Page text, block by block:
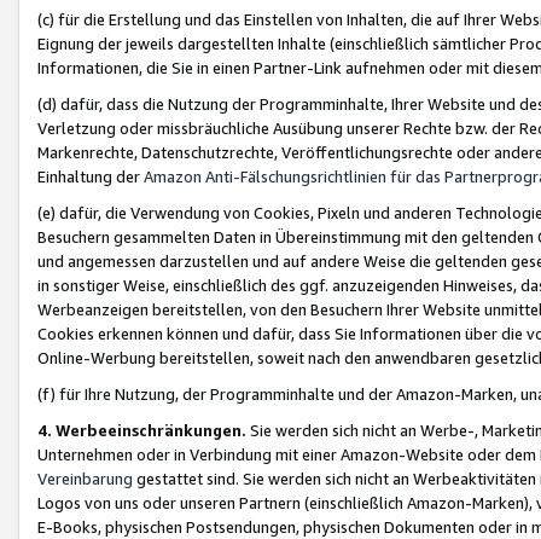
(c) für die Erstellung und das Einstellen von Inhalten, die auf Ihrer
Eignung der jeweils dargestellten Inhalte (einschließlich sämtlicher
Informationen, die Sie in einen Partner-Link aufnehmen oder mit
(d) dafür, dass die Nutzung der Programminhalte, Ihrer Website und
Verletzung oder missbräuchliche Ausübung unserer Rechte bzw. der
Markenrechte, Datenschutzrechte, Veröffentlichungsrechte oder
Einhaltung derAmazon Anti-Fälschungsrichtlinien für das
(e) dafür, die Verwendung von Cookies, Pixeln und anderen
Besuchern gesammelten Daten in Übereinstimmung mit den
und angemessen darzustellen und auf andere Weise die geltenden
in sonstiger Weise, einschließlich des ggf. anzuzeigenden Hinweises,
Werbeanzeigen bereitstellen, von den Besuchern Ihrer Website
Cookies erkennen können und dafür, dass Sie Informationen über die
Online-Werbung bereitstellen, soweit nach den anwendbaren
(f) für Ihre Nutzung, der Programminhalte und der Amazon-Marken,
4. Werbeeinschränkungen. Sie werden sich nicht an Werbe-,
Unternehmen oder in Verbindung mit einer Amazon-Website oder
Vereinbarung gestattet sind. Sie werden sich nicht an
Logos von uns oder unseren Partnern (einschließlich Amazon-
E-Books, physischen Postsendungen, physischen Dokumenten oder in